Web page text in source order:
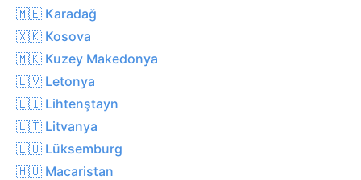
🇲🇪 Karadağ
🇽🇰 Kosova
🇲🇰 Kuzey Makedonya
🇱🇻 Letonya
🇱🇮 Lihtenştayn
🇱🇹 Litvanya
🇱🇺 Lüksemburg
🇭🇺 Macaristan